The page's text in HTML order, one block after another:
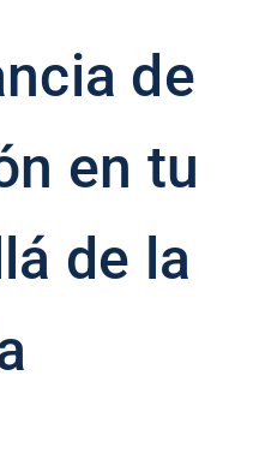
de
en tu
de la